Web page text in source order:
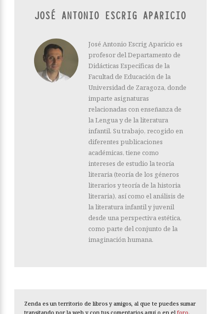
JOSÉ ANTONIO ESCRIG APARICIO
José Antonio Escrig Aparicio es
profesor del Departamento de
Didácticas Específicas de la
Facultad de Educación de la
Universidad de Zaragoza, donde
imparte asignaturas
relacionadas con enseñanza de
la Lengua y de la literatura
infantil. Su trabajo, recogido en
diferentes publicaciones
académicas, tiene como
intereses de estudio la teoría
literaria (teoría de los géneros
literarios y teoría de la historia
literaria), así como el análisis de
la literatura infantil y juvenil
desde una perspectiva estética,
como parte del conjunto de la
imaginación humana.
Zenda es un territorio de libros y amigos, al que te puedes sumar
transitando por la web y con tus comentarios aquí o en el foro.